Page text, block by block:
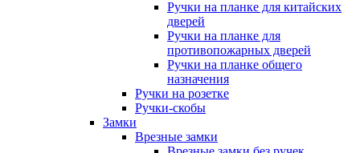
Ручки на планке для китайских
дверей
Ручки на планке для
противопожарных дверей
Ручки на планке общего
назначения
Ручки на розетке
Ручки-скобы
Замки
Врезные замки